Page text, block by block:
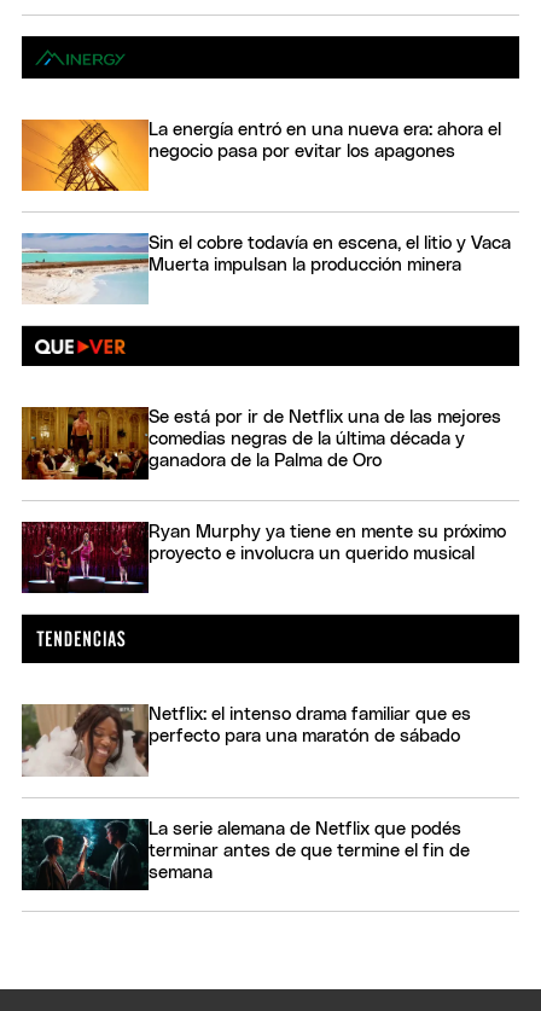
La energía entró en una nueva era: ahora el
negocio pasa por evitar los apagones
Sin el cobre todavía en escena, el litio y Vaca
Muerta impulsan la producción minera
Se está por ir de Netflix una de las mejores
comedias negras de la última década y
ganadora de la Palma de Oro
Ryan Murphy ya tiene en mente su próximo
proyecto e involucra un querido musical
Netflix: el intenso drama familiar que es
perfecto para una maratón de sábado
La serie alemana de Netflix que podés
terminar antes de que termine el fin de
semana